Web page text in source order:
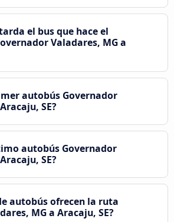
el bus que hace el
Valadares, MG a
autobús Governador
SE?
autobús Governador
SE?
autobús ofrecen la ruta
MG a Aracaju, SE?